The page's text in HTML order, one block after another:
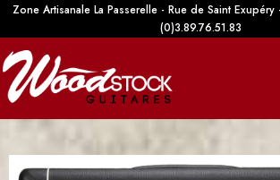
Zone Artisanale La Passerelle - Rue de Saint
(0)3.89.76.51.83